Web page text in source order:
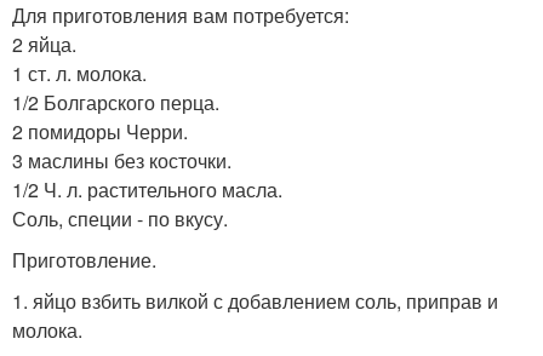
Для приготовления вам потребуется:
2 яйца.
1 ст. л. молока.
1/2 Болгарского перца.
2 помидоры Черри.
3 маслины без косточки.
1/2 Ч. л. растительного масла.
Соль, специи - по вкусу.
Приготовление.
1. яйцо взбить вилкой с добавлением соль, приправ и
молока.